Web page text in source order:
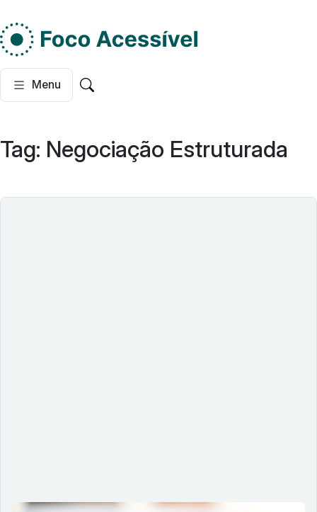
Do lado esquerdo,
Menu
Pesquisar no site
Tag: Negociação Estruturada